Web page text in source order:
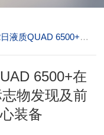
做药物研发,生物标志物发现及前沿科学研究的核心装备
6500+在
物发现及前
装备